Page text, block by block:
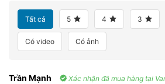
Tất cả 5 4 3
Có video Có ảnh
Trần Mạnh Xác nhận đã mua hàng tại